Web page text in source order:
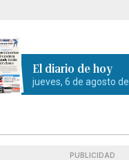
El diario de hoy
jueves, 6 de agosto
PUBLICIDAD